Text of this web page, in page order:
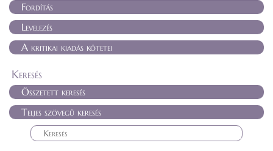
Fordítás
Levelezés
A kritikai kiadás kötetei
Keresés
Összetett keresés
Teljes szövegű keresés